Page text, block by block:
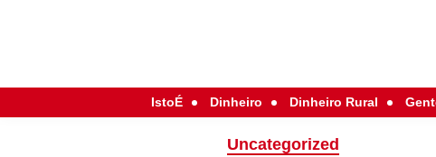
IstoÉ Dinheiro Dinheiro Rural
Uncategorized